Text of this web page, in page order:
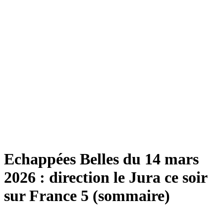
Echappées Belles du 14 mars
2026 : direction le Jura ce soir
sur France 5 (sommaire)